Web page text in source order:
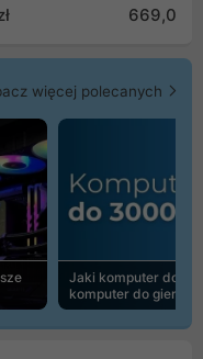
669,00
więcej polecanych
Jaki komputer do
komputer do gier |